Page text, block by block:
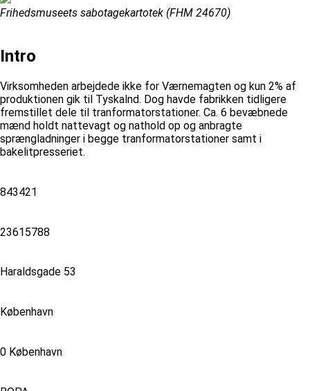
Frihedsmuseets sabotagekartotek (FHM 24670)
Intro
Virksomheden arbejdede ikke for Værnemagten og kun 2% af
produktionen gik til Tyskalnd. Dog havde fabrikken tidligere
fremstillet dele til tranformatorstationer. Ca. 6 bevæbnede
mænd holdt nattevagt og nathold op og anbragte
sprængladninger i begge tranformatorstationer samt i
bakelitpresseriet.
843421
23615788
Haraldsgade 53
København
0 København